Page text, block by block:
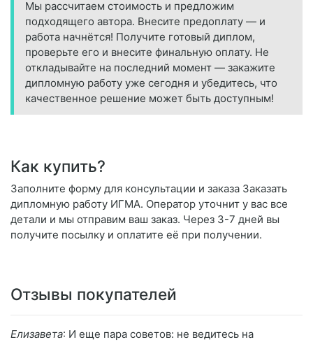
Мы рассчитаем стоимость и предложим
подходящего автора. Внесите предоплату — и
работа начнётся! Получите готовый диплом,
проверьте его и внесите финальную оплату. Не
откладывайте на последний момент — закажите
дипломную работу уже сегодня и убедитесь, что
качественное решение может быть доступным!
Как купить?
Заполните форму для консультации и заказа Заказать
дипломную работу ИГМА. Оператор уточнит у вас все
детали и мы отправим ваш заказ. Через 3-7 дней вы
получите посылку и оплатите её при получении.
Отзывы покупателей
Елизавета: И еще пара советов: не ведитесь на